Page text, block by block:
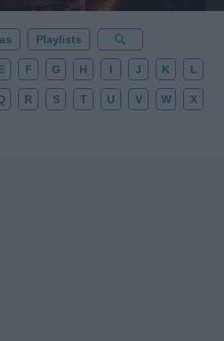
Playlists
F G H I J K L
R S T U V W X